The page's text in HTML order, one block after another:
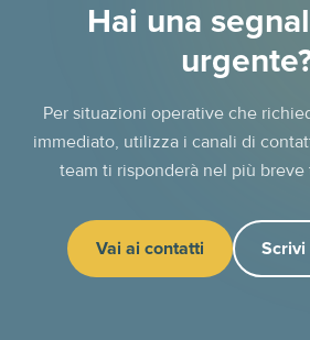
Hai una
Per situazioni operative che
immediato, utilizza i canali di
team ti risponderà nel più
Vai ai contatti Scrivi